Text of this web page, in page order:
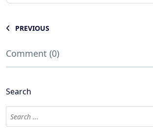
PREVIOUS
Comment (0)
Search